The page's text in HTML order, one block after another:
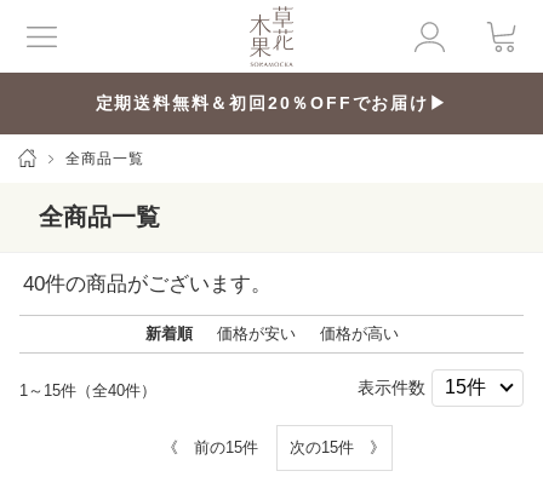
定期送料無料＆初回20％OFFでお届け▶
全商品一覧
全商品一覧
40件の商品がございます。
新着順 価格が安い 価格が高い
1～15件（全40件） 表示件数
《 前の15件 次の15件 》